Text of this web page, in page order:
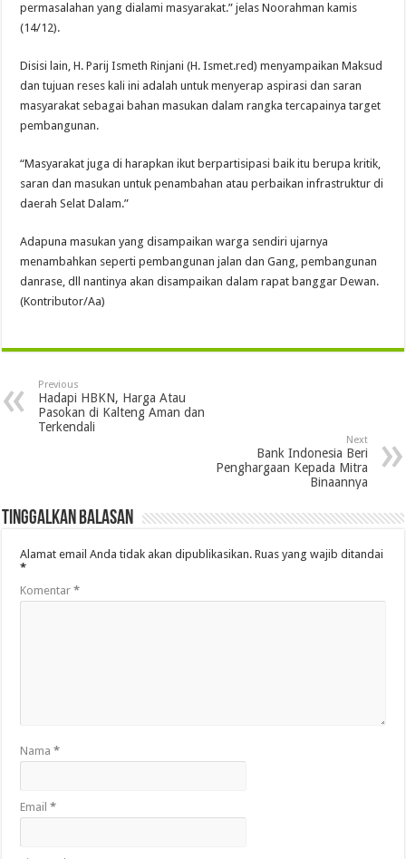
permasalahan yang dialami masyarakat.” jelas Noorahman kamis
(14/12).
Disisi lain, H. Parij Ismeth Rinjani (H. Ismet.red) menyampaikan Maksud
dan tujuan reses kali ini adalah untuk menyerap aspirasi dan saran
masyarakat sebagai bahan masukan dalam rangka tercapainya target
pembangunan.
“Masyarakat juga di harapkan ikut berpartisipasi baik itu berupa kritik,
saran dan masukan untuk penambahan atau perbaikan infrastruktur di
daerah Selat Dalam.”
Adapuna masukan yang disampaikan warga sendiri ujarnya
menambahkan seperti pembangunan jalan dan Gang, pembangunan
danrase, dll nantinya akan disampaikan dalam rapat banggar Dewan.
(Kontributor/Aa)
Previous
Hadapi HBKN, Harga Atau
Pasokan di Kalteng Aman dan
Terkendali
Next
Bank Indonesia Beri
Penghargaan Kepada Mitra
Binaannya
Tinggalkan Balasan
Alamat email Anda tidak akan dipublikasikan. Ruas yang wajib ditandai
*
Komentar*
Nama*
Email*